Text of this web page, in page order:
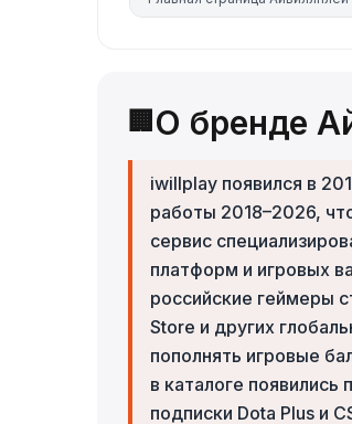
🏢 О бренде
iwillplay появился в
работы 2018–2026,
сервис
платформ и игровых
российские геймеры
Store и других
пополнять игровые
в каталоге
подписки Dota Plus и